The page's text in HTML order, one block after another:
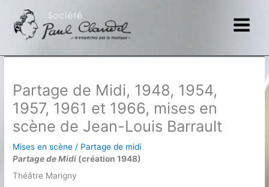
contenu
Partage de Midi, 1948, 1954,
1957, 1961 et 1966, mises en
scène de Jean-Louis Barrault
Mises en scène / Partage de midi
Partage de Midi (création 1948)
Théâtre Marigny